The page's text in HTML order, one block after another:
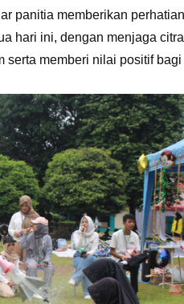
panitia memberikan
hari ini, dengan menjaga
memberi nilai positif bagi